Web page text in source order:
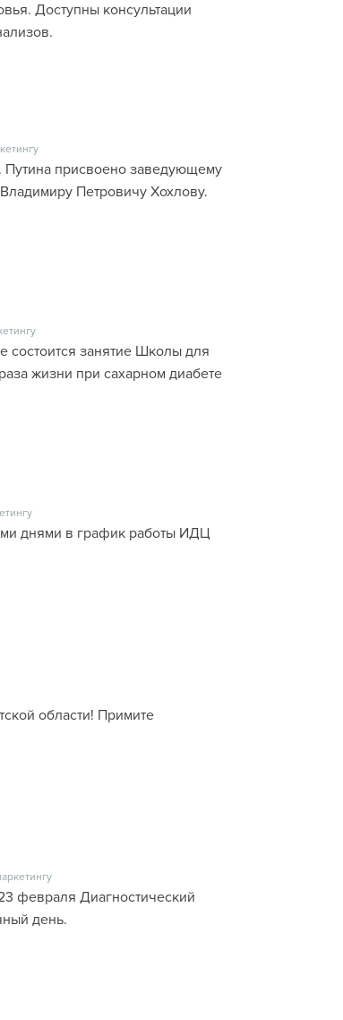
Доступны консультации
присвоено заведующему
Петровичу Хохлову.
состоится занятие Школы для
жизни при сахарном диабете
днями в график работы ИДЦ
области! Примите
февраля Диагностический
день.